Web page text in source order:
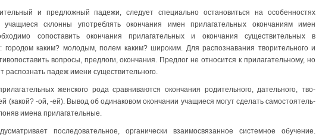
и предложный падежи, следует специально остановиться на особенностях
учащиеся склонны употреб­лять окончания имен прилагательных окончаниям имен
сопоставить окон­чания прилагательных и окончания существительных в
городом каким? молодым, полем каким? широким. Для распознавания твори­тельного и
вопросы, предлоги, окончания. Предлог не относится к при­лагательному, но
рас­познать падеж имени существительного.
женского рода сравниваются окончания родительного, дательного, тво­
(какой? -ой, -ей). Вывод об одинаковом окончании учащиеся могут сделать самостоятель­
имена прилагательные.
последовательное, органически взаимосвязанное системное обучение.